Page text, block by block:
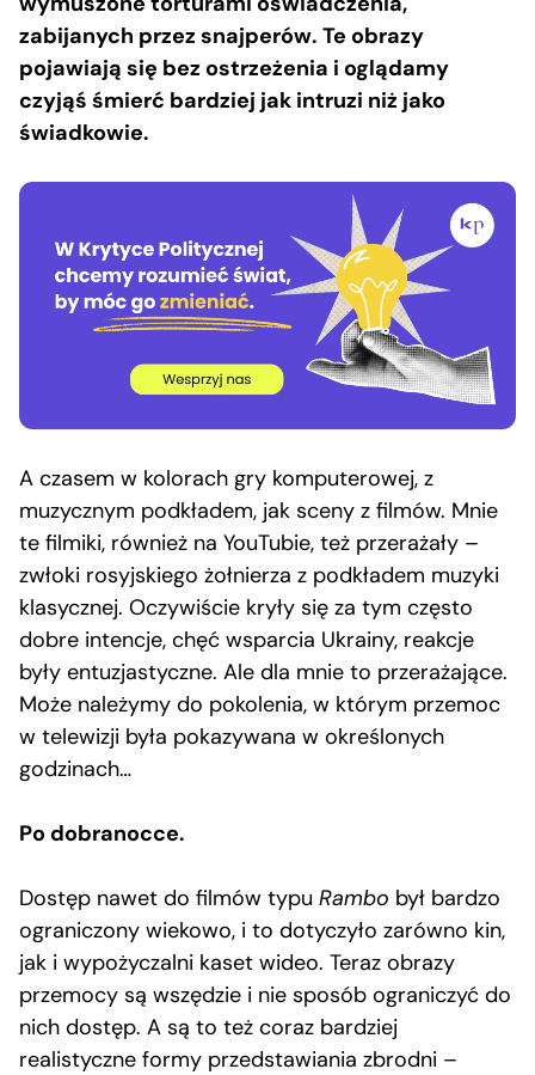
zabijanych przez snajperów. Te obrazy
pojawiają się bez ostrzeżenia i oglądamy
czyjąś śmierć bardziej jak intruzi niż jako
świadkowie.
A czasem w kolorach gry komputerowej, z
muzycznym podkładem, jak sceny z filmów. Mnie
te filmiki, również na YouTubie, też przerażały –
zwłoki rosyjskiego żołnierza z podkładem muzyki
klasycznej. Oczywiście kryły się za tym często
dobre intencje, chęć wsparcia Ukrainy, reakcje
były entuzjastyczne. Ale dla mnie to przerażające.
Może należymy do pokolenia, w którym przemoc
w telewizji była pokazywana w określonych
godzinach…
Po dobranocce.
Dostęp nawet do filmów typu Rambo był bardzo
ograniczony wiekowo, i to dotyczyło zarówno kin,
jak i wypożyczalni kaset wideo. Teraz obrazy
przemocy są wszędzie i nie sposób ograniczyć do
nich dostęp. A są to też coraz bardziej
realistyczne formy przedstawiania zbrodni –